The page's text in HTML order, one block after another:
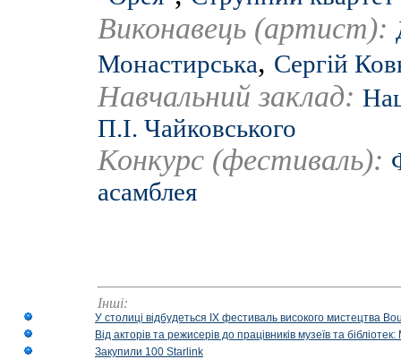
Виконавець (артист):
Монастирська, Сергій
Навчальний заклад:
П.І. Чайковського
Конкурс (фестиваль):
асамблея
Інші:
У столиці відбудеться IX фестиваль високого мистецтва
Від акторів та режисерів до працівників музеїв та
Закупили 100 Starlink